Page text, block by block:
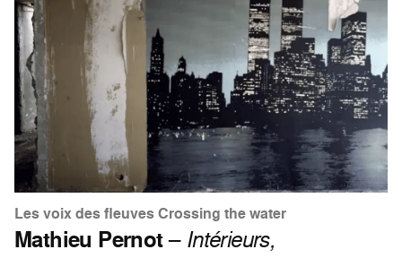
Les voix des fleuves Crossing the water
Mathieu Pernot– Intérieurs,